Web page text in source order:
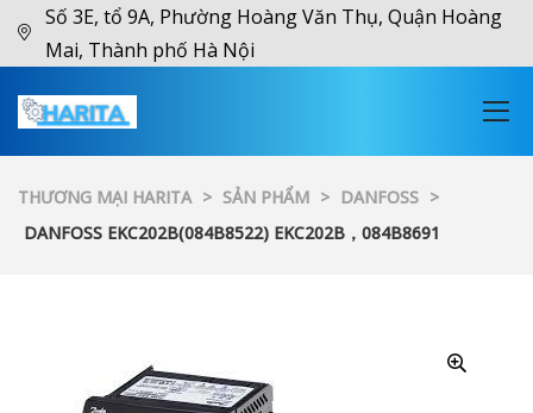
Số 3E, tổ 9A, Phường Hoàng Văn Thụ, Quận Hoàng
Mai, Thành phố Hà Nội
THƯƠNG MẠI HARITA > SẢN PHẨM > DANFOSS >
DANFOSS EKC202B(084B8522) EKC202B，084B8691